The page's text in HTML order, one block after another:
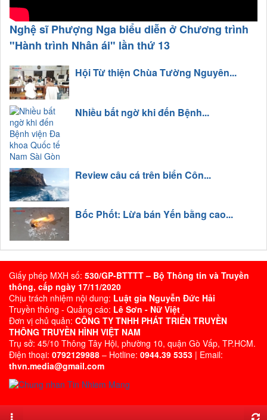
Nghệ sĩ Phượng Nga biểu diễn ở Chương trình
"Hành trình Nhân ái" lần thứ 13
Hội Từ thiện Chùa Tường Nguyên...
Nhiều bất ngờ khi đến Bệnh...
Review câu cá trên biển Côn...
Bốc Phốt: Lừa bán Yến bằng cao...
Giấy phép MXH số: 530/GP-BTTTT – Bộ Thông tin và Truyền
thông, cấp ngày 17/11/2020
Chịu trách nhiệm nội dung: Luật gia Nguyễn Đức Hải
Truyền thông - Quảng cáo: Lê Sơn - Nữ Việt
Đơn vị chủ quản: CÔNG TY TNHH PHÁT TRIỂN TRUYỀN
THÔNG TRUYỀN HÌNH VIỆT NAM
Trụ sở: 45/10 Thông Tây Hội, phường 10, quận Gò Vấp, TP.HCM.
Điện thoại: 0792129988 – Hotline: 0944.39 5353 | Email:
thvn.media@gmail.com